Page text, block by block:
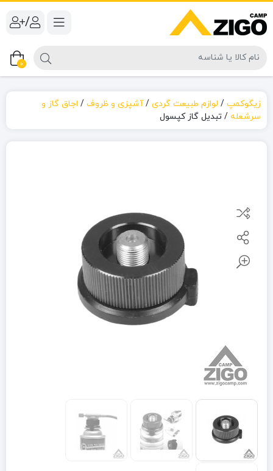
/
0
زیگوکمپ / لوازم طبیعت گردی /آشپزی و ظروف / اجاق گاز و
سرشعله / تبدیل گاز کپسول